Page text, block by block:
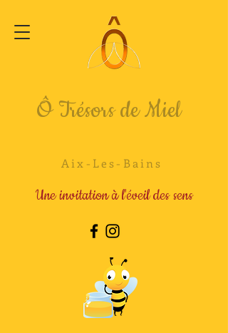
Ô Trésors de Miel
Aix-Les-Bains
Une invitation à l'éveil des sens